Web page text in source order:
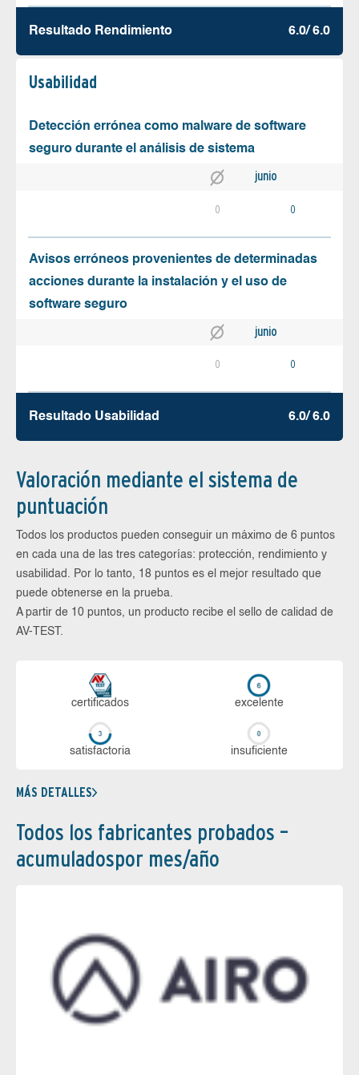
Resultado Rendimiento 6.0/ 6.0
Usabilidad
Detección errónea como malware de software
seguro durante el análisis de sistema
junio
0 0
Avisos erróneos provenientes de determinadas
acciones durante la instalación y el uso de
software seguro
junio
0 0
Resultado Usabilidad 6.0/ 6.0
Valoración mediante el sistema de
puntuación
Todos los productos pueden conseguir un máximo de 6 puntos
en cada una de las tres categorías: protección, rendimiento y
usabilidad. Por lo tanto, 18 puntos es el mejor resultado que
puede obtenerse en la prueba.
A partir de 10 puntos, un producto recibe el sello de calidad de
AV-TEST.
certi­ficados ex­ce­len­te
sa­tis­fac­to­ria in­su­fi­cien­te
MÁS DETALLES
Todos los fabricantes probados –
acumuladospor mes/año